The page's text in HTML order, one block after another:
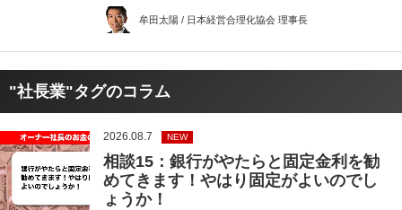
牟田太陽 / 日本経営合理化協会 理事長
"社長業"タグのコラム
2026.08.7 NEW
相談15：銀行がやたらと固定金利を勧
めてきます！やはり固定がよいのでし
ょうか！